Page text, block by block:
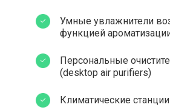
Умные увлажнители
функцией
Персональные
(desktop air purifiers)
Климатические